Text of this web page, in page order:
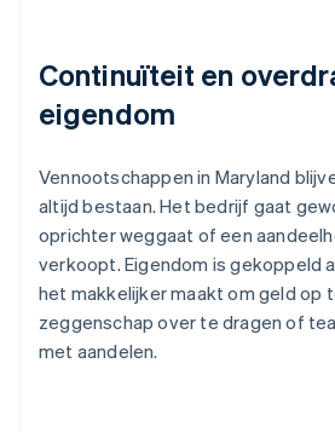
Continuïteit en
eigendom
Vennootschappen in Maryland
altijd bestaan. Het bedrijf gaat
oprichter weggaat of een
verkoopt. Eigendom is gekoppeld
het makkelijker maakt om geld op
zeggenschap over te dragen of
met aandelen.